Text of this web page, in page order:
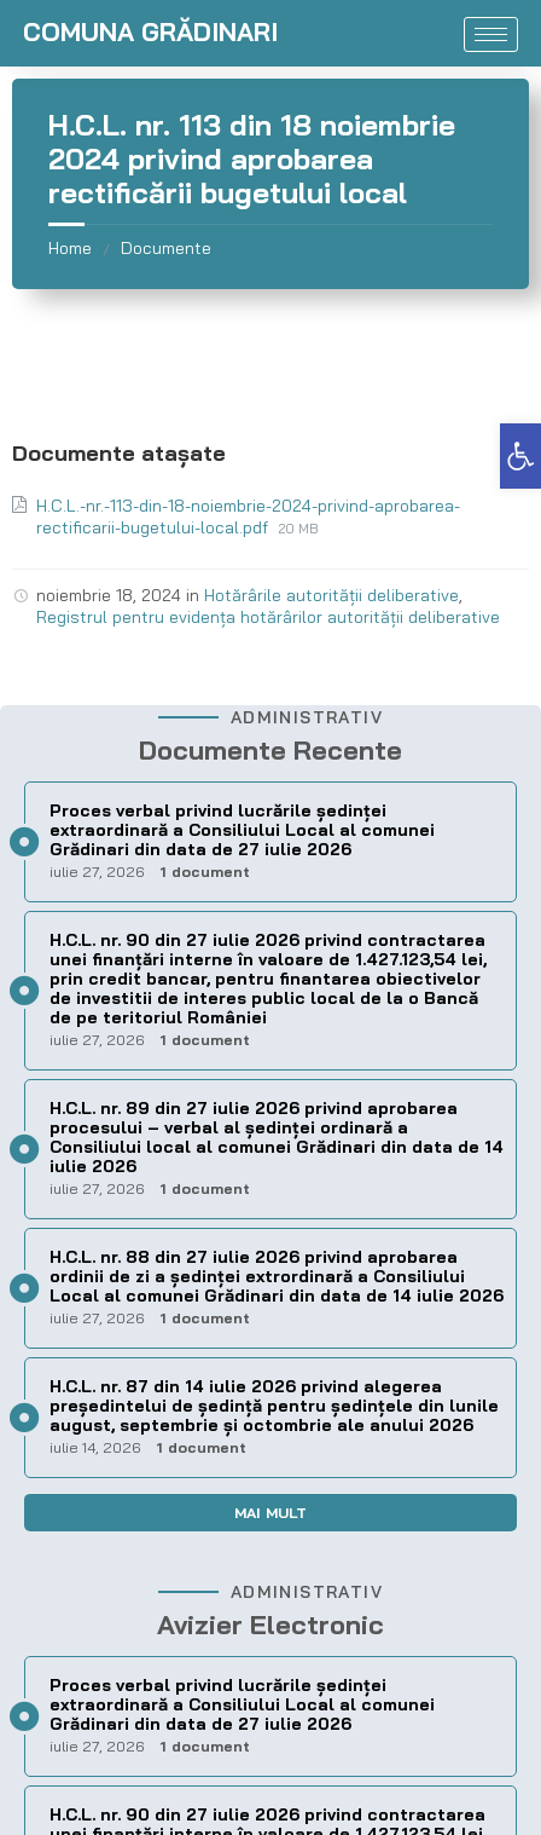
Deschide bara de unelte
COMUNA GRĂDINARI
H.C.L. nr. 113 din 18 noiembrie
2024 privind aprobarea
rectificării bugetului local
Home / Documente
H.C.L.-nr.-113-din-18-noiembrie-2024-privind-aprobarea-
rectificarii-bugetului-local.pdf
20 MB
noiembrie 18, 2024 in Hotărârile autorității deliberative
Registrul pentru evidența hotărârilor autorității deliberative
ADMINISTRATIV
Documente Recente
Proces verbal privind lucrările ședinței
extraordinară a Consiliului Local al comunei
Grădinari din data de 27 iulie 2026
iulie 27, 2026 1 document
H.C.L. nr. 90 din 27 iulie 2026 privind contractarea
unei finanțări interne în valoare de 1.427.123,54 lei,
prin credit bancar, pentru finantarea obiectivelor
de investitii de interes public local de la o Bancă
de pe teritoriul României
iulie 27, 2026 1 document
H.C.L. nr. 89 din 27 iulie 2026 privind aprobarea
procesului – verbal al şedinţei ordinară a
Consiliului local al comunei Grădinari din data de 14
iulie 2026
iulie 27, 2026 1 document
H.C.L. nr. 88 din 27 iulie 2026 privind aprobarea
ordinii de zi a şedinţei extrordinară a Consiliului
Local al comunei Grădinari din data de 14 iulie 2026
iulie 27, 2026 1 document
H.C.L. nr. 87 din 14 iulie 2026 privind alegerea
preşedintelui de şedinţă pentru ședințele din lunile
august, septembrie și octombrie ale anului 2026
iulie 14, 2026 1 document
MAI MULT
ADMINISTRATIV
Avizier Electronic
Proces verbal privind lucrările ședinței
extraordinară a Consiliului Local al comunei
Grădinari din data de 27 iulie 2026
iulie 27, 2026 1 document
H.C.L. nr. 90 din 27 iulie 2026 privind contractarea